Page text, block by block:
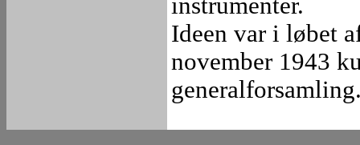
instrumenter.
Ideen var i løbet
november 1943